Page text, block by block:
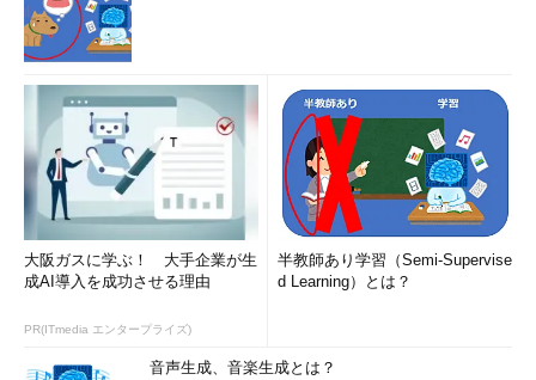
大阪ガスに学ぶ！ 大手企業が生
成AI導入を成功させる理由
PR(ITmedia エンタープライズ)
半教師あり学習（Semi-Supervise
d Learning）とは？
音声生成、音楽生成とは？